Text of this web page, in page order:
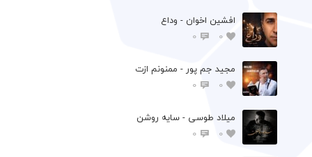
افشين اخوان - وداع
0
0
مجید جم پور - ممنونم ازت
0
0
میلاد طوسی - سایه روشن
0
0